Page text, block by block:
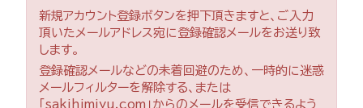
新規アカウント登録ボタンを押下頂きますと、ご入力
頂いたメールアドレス宛に登録確認メールをお送り致
します。
登録確認メールなどの未着回避のため、一時的に迷惑
メールフィルターを解除する、または
「sakihimiyu.com」からのメールを受信できるよう